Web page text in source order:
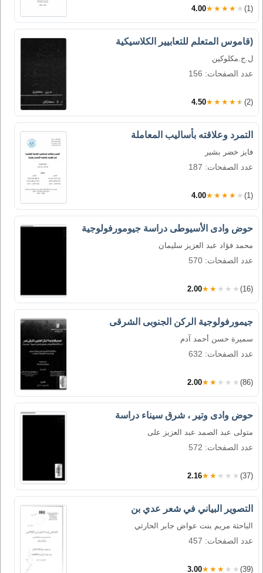
4.00★★★★★ (1)
(قاموس المتعلم للتعابيير الكلاسيكية
ل.ج.مكلوكين
عدد الصفحات: 156
4.50★★★★★ (2)
التمرد وعلاقته بأساليب المعاملة
فايز خضر بشير
عدد الصفحات: 187
4.00★★★★★ (1)
حوض وادى الأسيوطى دراسة جيومورفولوجية
محمد فؤاد عبد العزيز سليمان
عدد الصفحات: 570
2.00★★★★★ (16)
جيمورفولوجية الركن الجنوبى الشرقى
سميرة حسن أحمد آدم
عدد الصفحات: 632
2.00★★★★★ (86)
حوض وادى وتير ، شرق سيناء دراسة
متولى عبد الصمد عبد العزيز على
عدد الصفحات: 572
2.16★★★★★ (37)
التصوير البياني في شعر عدي بن
الباحثة مريم بنت عواض جابر الحارثي
عدد الصفحات: 457
3.00★★★★★ (39)